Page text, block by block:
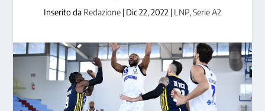
Inserito da Redazione | Dic 22, 2022 | LNP, Serie A2